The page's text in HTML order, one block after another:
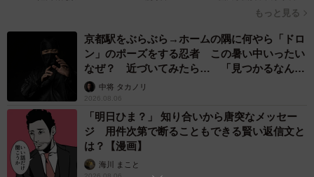
もっと見る
京都駅をぶらぶら→ホームの隅に何やら「ドロ
ン」のポーズをする忍者 この暑い中いったい
なぜ？ 近づいてみたら… 「見つかるなんて
未熟」中将 タカノリ
2026.08.06
「明日ひま？」 知り合いから唐突なメッセー
ジ 用件次第で断ることもできる賢い返信文と
は？【漫画】
海川 まこと